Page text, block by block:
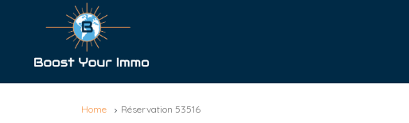
Home Réservation 53516